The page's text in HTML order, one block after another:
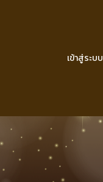
เข้าสู่ระบบ